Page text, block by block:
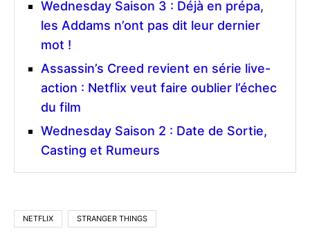
Wednesday Saison 3 : Déjà en prépa,
les Addams n’ont pas dit leur dernier
mot !
Assassin’s Creed revient en série live-
action : Netflix veut faire oublier l’échec
du film
Wednesday Saison 2 : Date de Sortie,
Casting et Rumeurs
NETFLIX STRANGER THINGS